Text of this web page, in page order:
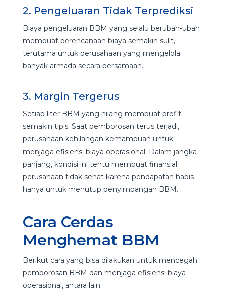
2. Pengeluaran Tidak Terprediksi
Biaya pengeluaran BBM yang selalu berubah-ubah
membuat perencanaan biaya semakin sulit,
terutama untuk perusahaan yang mengelola
banyak armada secara bersamaan.
3. Margin Tergerus
Setiap liter BBM yang hilang membuat profit
semakin tipis. Saat pemborosan terus terjadi,
perusahaan kehilangan kemampuan untuk
menjaga efisiensi biaya operasional. Dalam jangka
panjang, kondisi ini tentu membuat finansial
perusahaan tidak sehat karena pendapatan habis
hanya untuk menutup penyimpangan BBM.
Cara Cerdas
Menghemat BBM
Berikut cara yang bisa dilakukan untuk mencegah
pemborosan BBM dan menjaga efisiensi biaya
operasional, antara lain: